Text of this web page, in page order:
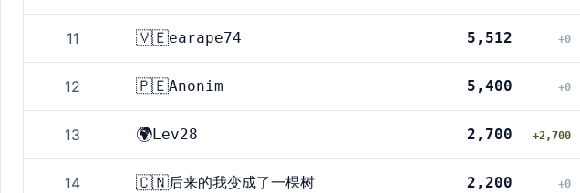
11 🇻🇪earape74 5,512 +0
12 🇵🇪Anonim 5,400 +0
13 🌍Lev28 2,700 +2,700
14 🇨🇳后来的我变成了一棵树 2,200 +0